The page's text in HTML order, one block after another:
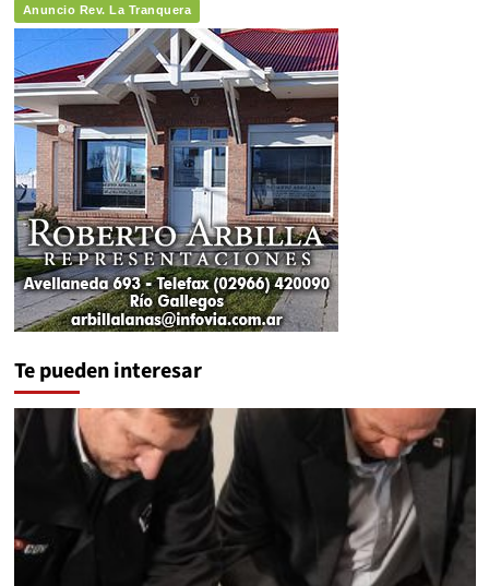
Anuncio Rev. La Tranquera
Te pueden interesar